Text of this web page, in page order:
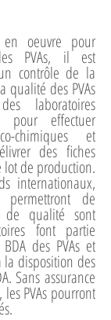
oeuvre pour
PVAs, il est
contrôle de la
qualité des PVAs
laboratoires
pour effectuer
chimiques et
des fiches
de production.
internationaux,
permettront de
qualité sont
font partie
des PVAs et
la disposition des
Sans assurance
PVAs pourront